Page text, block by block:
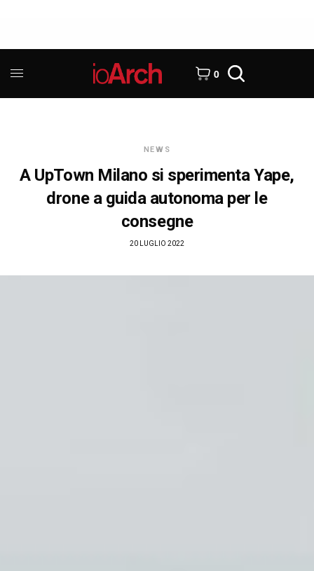
0
NEWS
A UpTown Milano si sperimenta Yape,
drone a guida autonoma per le
consegne
20 LUGLIO 2022